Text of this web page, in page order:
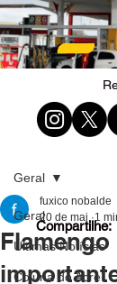
Geral
Últimas Notícias
Coluna do Acre
Geral
fuxico nobalde
20 de mai. 1
Compartilhe: